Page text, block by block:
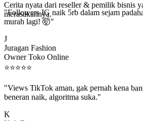
Cerita nyata dari reseller & pemilik bisnis
merasakannya.
"Followers IG naik 5rb dalam sejam
murah lagi! 🤯"
Juragan Fashion
Owner Toko Online
⭐⭐⭐⭐ ⭐
beneran naik, algoritma suka."
Koh Reza